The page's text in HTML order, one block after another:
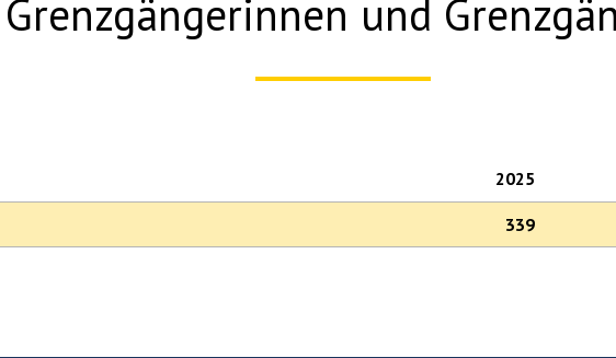
Grenzgängerinnen und
2025
339